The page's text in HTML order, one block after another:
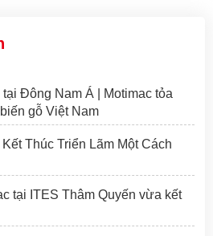
Đông Nam Á | Motimac tỏa
gỗ Việt Nam
Thúc Triển Lãm Một Cách
tại ITES Thâm Quyến vừa kết